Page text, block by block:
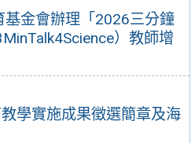
金會辦理「2026三分鐘
）教師增
學實施成果徵選簡章及海